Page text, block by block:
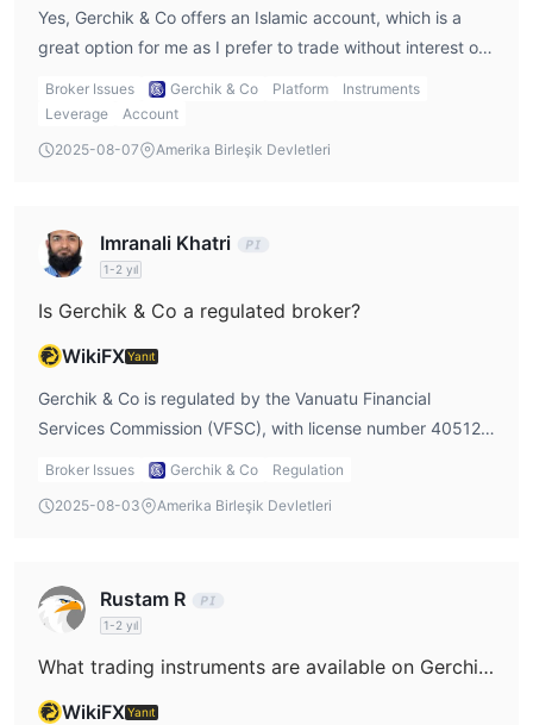
Gümüş hesapların komisyonu lot başına $9, altın için $8 ve
platin için $7'dir.
İşlem Platformu
Para Yatırma ve Çekme
aracılığıyla para yatırabilir ve çekebilir.
Yes, Gerchik & Co offers an Islamic account, which is a
great option for me as I prefer to trade without interest or
swap adjustments. I appreciate that they cater to traders
who need this feature.
Broker Issues Gerchik & Co Platform
Instruments
Leverage
Account
2025-08-07
Amerika Birleşik Devletleri
Imranali Khatri
1-2 yıl
Is Gerchik & Co a regulated broker?
WikiFXYanıt
Gerchik & Co is regulated by the Vanuatu Financial
Services Commission (VFSC), with license number 40512.
While this provides some level of oversight, in my gerchik
may not offer the same level of protection as top-tier
Broker Issues Gerchik & Co
Regulation
2025-08-03
Amerika Birleşik Devletleri
Rustam R
1-2 yıl
What trading instruments are available on Gerchik & Co?
WikiFXYanıt